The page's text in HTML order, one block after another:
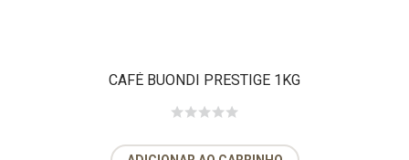
CAFÉ BUONDI PRESTIGE 1KG